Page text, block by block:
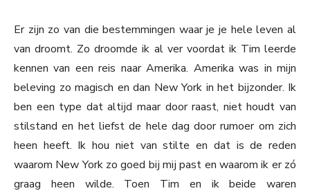
Er zijn zo van die bestemmingen waar je je hele leven al
van droomt. Zo droomde ik al ver voordat ik Tim leerde
kennen van een reis naar Amerika. Amerika was in mijn
beleving zo magisch en dan New York in het bijzonder. Ik
ben een type dat altijd maar door raast, niet houdt van
stilstand en het liefst de hele dag door rumoer om zich
heen heeft. Ik hou niet van stilte en dat is de reden
waarom New York zo goed bij mij past en waarom ik er zó
graag heen wilde. Toen Tim en ik beide waren